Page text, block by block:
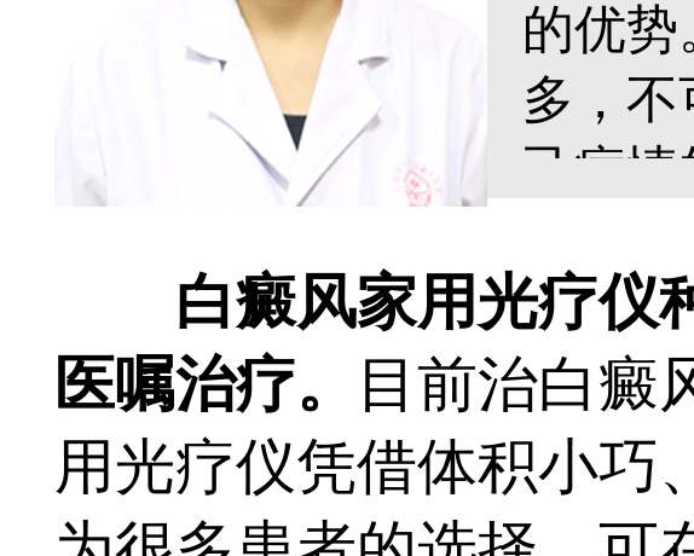
的优
多，
己病情
配备大
光，治
无人群
大面积
白癜风家用光疗仪种
医嘱治疗。
目前治白癜
用光疗仪凭借体积小巧